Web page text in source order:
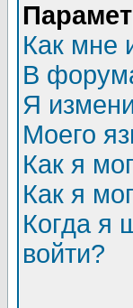
Как мне
В
Я
Моего
Как я
Как я
Когда я
войти?